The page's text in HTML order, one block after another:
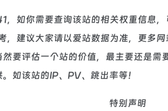
，如你需要查询该站的相关权重信息
，建议大家请以爱站数据为准，更多
要评估一个站的价值，最主要还是
如该站的IP、PV、跳出率等！
特别声明